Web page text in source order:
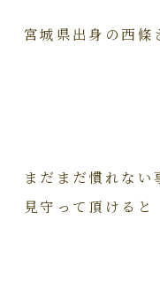
宮城県出身の西
まだまだ慣れな
見守って頂けると